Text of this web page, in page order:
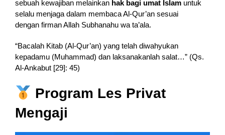
sebuah kewajiban melainkan hak bagi umat Islamuntuk
selalu menjaga dalam membaca Al-Qur’an sesuai
dengan firman Allah Subhanahu wa ta’ala.
“Bacalah Kitab (Al-Qur’an) yang telah diwahyukan
kepadamu (Muhammad) dan laksanakanlah salat…” (Qs.
Al-Ankabut [29]: 45)
Program Les Privat
Mengaji